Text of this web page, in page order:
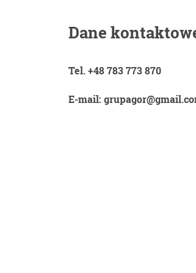
Dane
Tel. +48 783 773 870
E-mail: